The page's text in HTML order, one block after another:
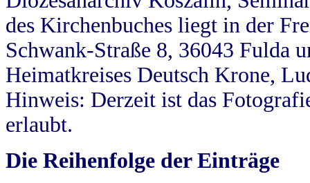
des Kirchenbuches liegt in der
Schwank-Straße 8, 36043 Fulda
Heimatkreises Deutsch Krone,
Hinweis: Derzeit ist das
erlaubt.
Die Reihenfolge der Einträge